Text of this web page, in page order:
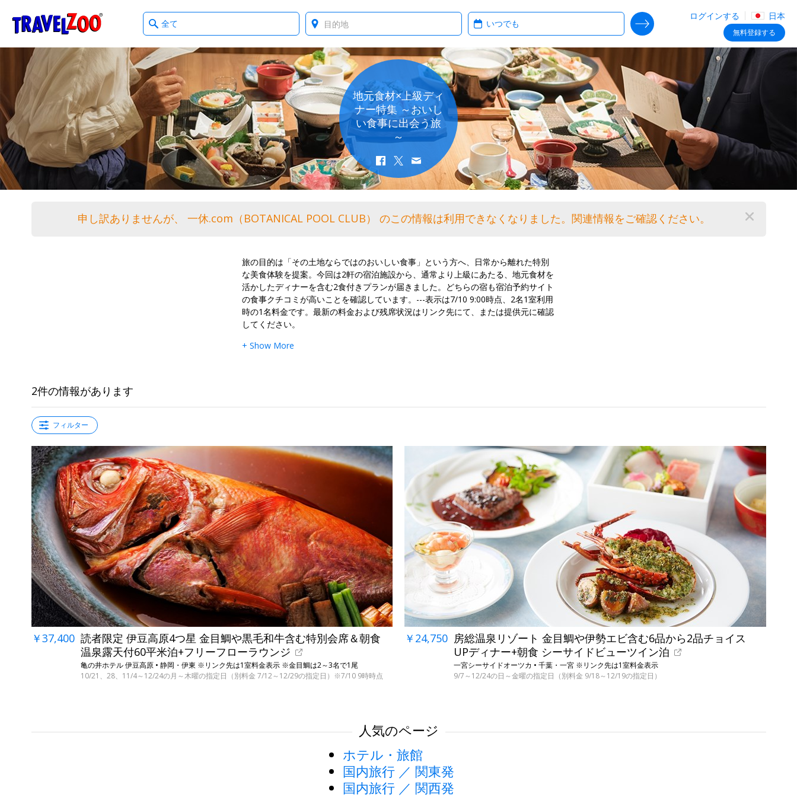
Travelzoo ログインする 日本
無料登録する
What
type
deals?
Where? When?
SEARCH DEALS
地元食材×上級ディ
ナー特集 ～おいし
い食事に出会う旅
～
申し訳ありませんが、 一休.com（BOTANICAL POOL CLUB） のこの情報は利用できなくなりました。関連情報をご確認ください。
旅の目的は「その土地ならではのおいしい食事」という方へ、日常から離れた特別
な美食体験を提案。今回は2軒の宿泊施設から、通常より上級にあたる、地元食材を
活かしたディナーを含む2食付きプランが届きました。どちらの宿も宿泊予約サイト
の食事クチコミが高いことを確認しています。---表示は7/10 9:00時点、2名1室利用
時の1名料金です。最新の料金および残席状況はリンク先にて、または提供元に確認
してください。
+ Show More
2件の情報があります
フィルター
￥37,400 読者限定 伊豆高原4つ星 金目鯛や黒毛和牛含む特別会席＆朝食
温泉露天付60平米泊+フリーフローラウンジ
亀の井ホテル 伊豆高原 • 静岡・伊東 ※リンク先は1室料金表示 ※金目鯛は2～3名で1尾
10/21、28、11/4～12/24の月～木曜の指定日（別料金 7/12～12/29の指定日）※7/10 9時時点
￥24,750 房総温泉リゾート 金目鯛や伊勢エビ含む6品から2品チョイス
UPディナー+朝食 シーサイドビューツイン泊
一宮シーサイドオーツカ • 千葉・一宮 ※リンク先は1室料金表示
9/7～12/24の日～金曜の指定日（別料金 9/18～12/19の指定日）
人気のページ
ホテル・旅館
国内旅行 ／ 関東発
国内旅行 ／ 関西発